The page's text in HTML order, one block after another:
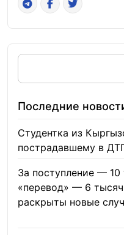
Последние
Студентка из
пострадавшему в
За поступление — 10
«перевод» — 6
раскрыты новые